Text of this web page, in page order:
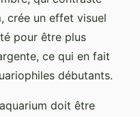
crée un effet visuel
pour être plus
ce qui en fait
débutants.
doit être